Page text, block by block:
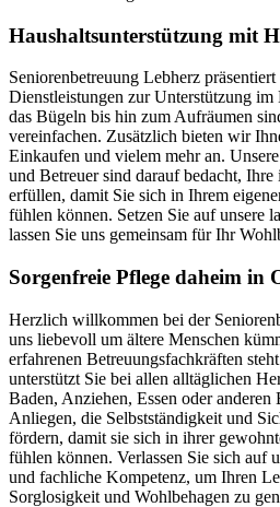
Haushalts­unterstützung mit
Seniorenbetreuung Lebherz
Dienstleistungen zur Unterstützung im
das Bügeln bis hin zum Aufräumen
vereinfachen. Zusätzlich bieten wir
Einkaufen und vielem mehr an.
und Betreuer sind darauf bedacht,
erfüllen, damit Sie sich in Ihrem
fühlen können. Setzen Sie auf unsere
lassen Sie uns gemeinsam für Ihr
Sorgenfreie Pflege daheim in
Herzlich willkommen bei der
uns liebevoll um ältere Menschen
erfahrenen Betreuungsfachkräften
unterstützt Sie bei allen alltäglichen
Baden, Anziehen, Essen oder anderen
Anliegen, die Selbstständigkeit und
fördern, damit sie sich in ihrer
fühlen können. Verlassen Sie sich auf
und fachliche Kompetenz, um Ihren
Sorglosigkeit und Wohlbehagen zu